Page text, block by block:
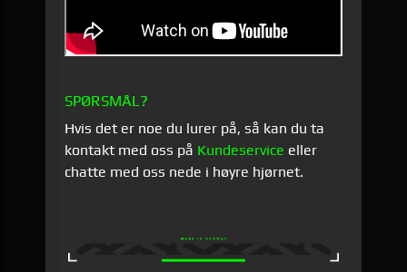
SPØRSMÅL?
Hvis det er noe du lurer på, så kan du ta
kontakt med oss på Kundeservice eller
chatte med oss nede i høyre hjørnet.